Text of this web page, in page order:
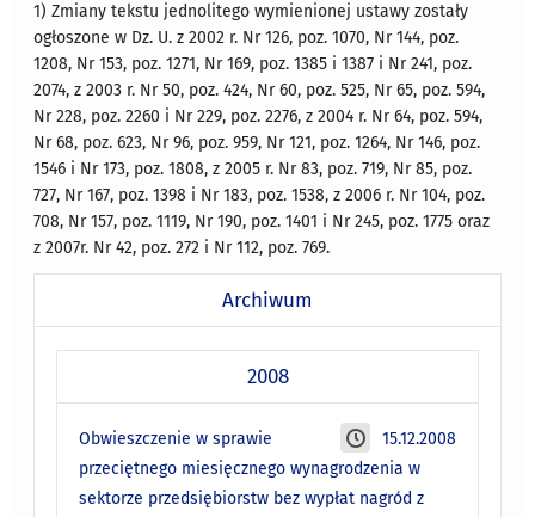
1) Zmiany tekstu jednolitego wymienionej ustawy zostały
ogłoszone w Dz. U. z 2002 r. Nr 126, poz. 1070, Nr 144, poz.
1208, Nr 153, poz. 1271, Nr 169, poz. 1385 i 1387 i Nr 241, poz.
2074, z 2003 r. Nr 50, poz. 424, Nr 60, poz. 525, Nr 65, poz. 594,
Nr 228, poz. 2260 i Nr 229, poz. 2276, z 2004 r. Nr 64, poz. 594,
Nr 68, poz. 623, Nr 96, poz. 959, Nr 121, poz. 1264, Nr 146, poz.
1546 i Nr 173, poz. 1808, z 2005 r. Nr 83, poz. 719, Nr 85, poz.
727, Nr 167, poz. 1398 i Nr 183, poz. 1538, z 2006 r. Nr 104, poz.
708, Nr 157, poz. 1119, Nr 190, poz. 1401 i Nr 245, poz. 1775 oraz
z 2007r. Nr 42, poz. 272 i Nr 112, poz. 769.
Archiwum
2008
15.12.2008
Obwieszczenie w sprawie
przeciętnego miesięcznego wynagrodzenia w
sektorze przedsiębiorstw bez wypłat nagród z